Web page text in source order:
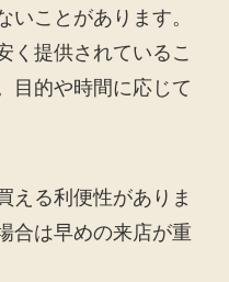
いことがあります。
く提供されているこ
目的や時間に応じて
える利便性がありま
合は早めの来店が重